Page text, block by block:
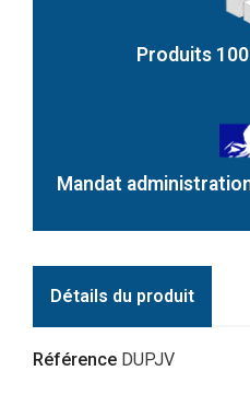
Produits
Mandat
Détails du produit
Référence DUPJV